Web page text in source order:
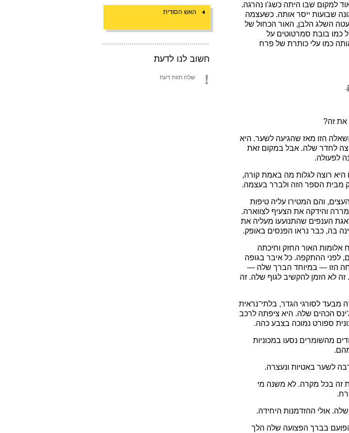
האש הסודית
חשוב לנו לדעת
שלח חוות דעת
למקום שבו היתה כשג'ו נהרגה.
שבועות ייסר אותה. כשעצמה
השלג הלבן, האור הכחול של
כמו בובת סמרטוטים על
כמו עלי כותרת של פרח
את זה?
הזו מאז שהגיעה לשער. היא
לחדר שלה. אבל במקום זאת
לפעולה.
רוצה לגלות מה באמת קורה,
מבית הספר הזה ולברר בעצמה.
והם המטירו עליה טיפות
והידקה את הצעיף לצווארה.
הענפים שהתנועעו מעליה את
בה, כבר נראו הפנסים באופק.
האור החזק וחיכתה
לפני ההתקפה. כל איבר בגופה
הזו — במיוחד הברך שלה —
לא הזמן להקשיב לגוף שלה. זה
מבעד לסורגי הגדר, בלתי־נראית
הכהים שלה. היא ציפתה לרכב
ספורט נמוכה בצבע כהה.
מהשומרים נסעו במכוניות
לשער באטיות ונעצרה.
זה בכל מקרה. לא משנה מי
אולי ההזדמנות היחידה.
בברך הפצועה שלה הלך